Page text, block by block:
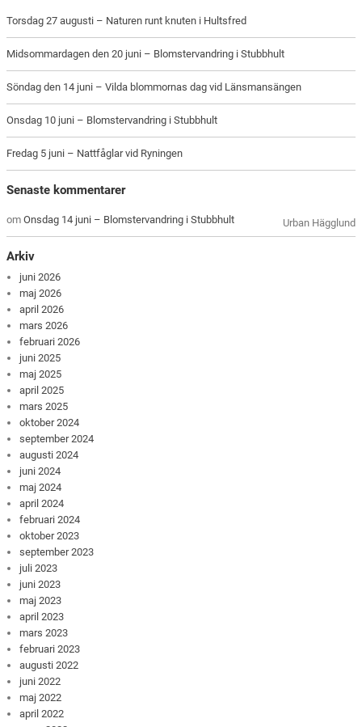
Torsdag 27 augusti – Naturen runt knuten i Hultsfred
Midsommardagen den 20 juni – Blomstervandring i Stubbhult
Söndag den 14 juni – Vilda blommornas dag vid Länsmansängen
Onsdag 10 juni – Blomstervandring i Stubbhult
Fredag 5 juni – Nattfåglar vid Ryningen
Senaste kommentarer
Urban Hägglund
omOnsdag 14 juni – Blomstervandring i Stubbhult
Arkiv
juni 2026
maj 2026
april 2026
mars 2026
februari 2026
juni 2025
maj 2025
april 2025
mars 2025
oktober 2024
september 2024
augusti 2024
juni 2024
maj 2024
april 2024
februari 2024
oktober 2023
september 2023
juli 2023
juni 2023
maj 2023
april 2023
mars 2023
februari 2023
augusti 2022
juni 2022
maj 2022
april 2022